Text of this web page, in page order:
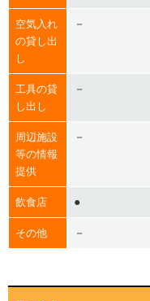
空気入れ
の貸し出
し
－
工具の貸
し出し
－
周辺施設
等の情報
提供
－
飲食店 ●
その他 －